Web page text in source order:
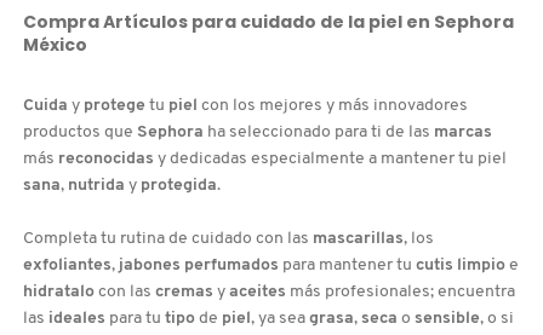
SEBO)
Compra Artículos para cuidado de la piel en Sephora
México
Cuida y protege tu piel con los mejores y más innovadores
productos que Sephora ha seleccionado para ti de las marcas
más reconocidas y dedicadas especialmente a mantener tu piel
sana, nutrida y protegida.
Completa tu rutina de cuidado con las mascarillas, los
exfoliantes, jabones perfumados para mantener tu cutis limpio e
hidratalo con las cremas y aceites más profesionales; encuentra
las ideales para tu tipo de piel, ya sea grasa, seca o sensible, o si